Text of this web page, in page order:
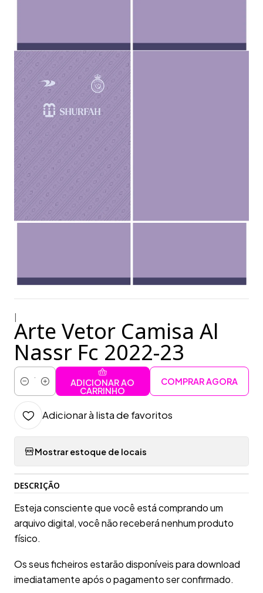
Arte Vetor Camisa Al
Nassr Fc 2022-23
Quantidade
ADICIONAR AO
CARRINHO
COMPRAR AGORA
Adicionar à lista de favoritos
Mostrar estoque de locais
DESCRIÇÃO
Esteja consciente que você está comprando um
arquivo digital, você não receberá nenhum produto
físico.
Os seus ficheiros estarão disponíveis para download
imediatamente após o pagamento ser confirmado.